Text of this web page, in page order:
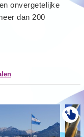
onvergetelijke
dan 200